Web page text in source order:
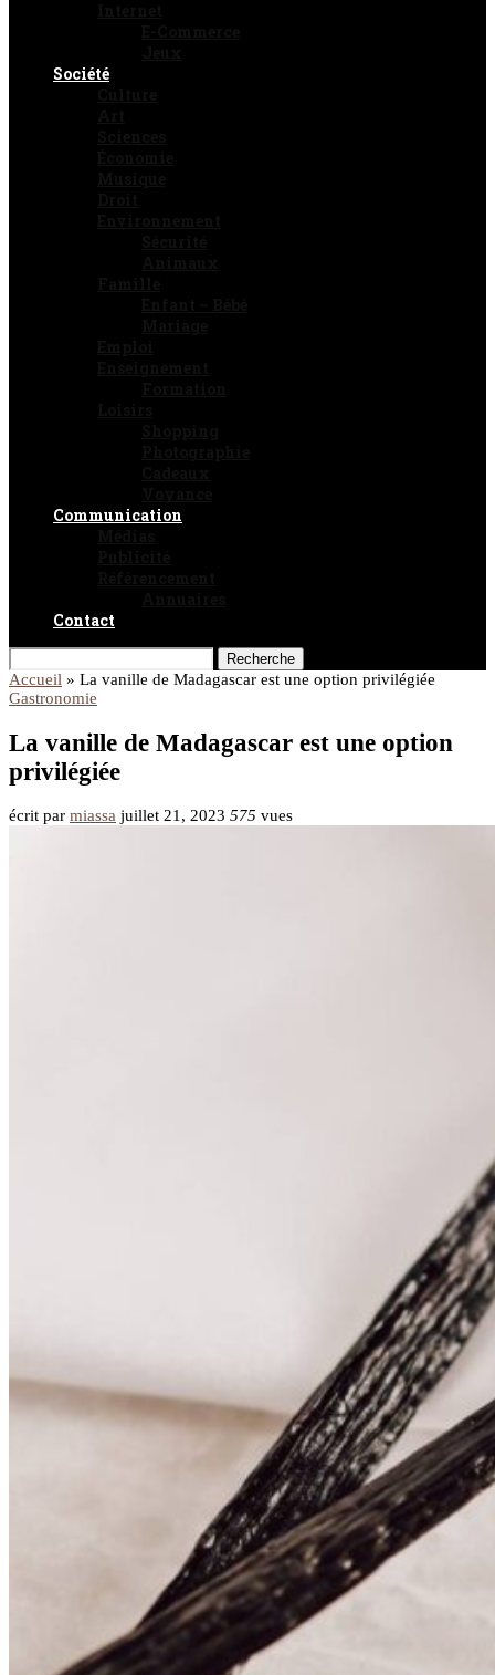
Société
Communication
Contact
Recherche
Accueil » La vanille de Madagascar est une option privilégiée
Gastronomie
La vanille de Madagascar est une option
privilégiée
écrit par miassa juillet 21, 2023 575 vues